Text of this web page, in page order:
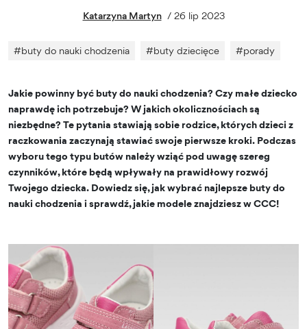
Katarzyna Martyn / 26 lip 2023
#buty do nauki chodzenia #buty dziecięce #porady
Jakie powinny być buty do nauki chodzenia? Czy małe dziecko
naprawdę ich potrzebuje? W jakich okolicznościach są
niezbędne? Te pytania stawiają sobie rodzice, których dzieci z
raczkowania zaczynają stawiać swoje pierwsze kroki. Podczas
wyboru tego typu butów należy wziąć pod uwagę szereg
czynników, które będą wpływały na prawidłowy rozwój
Twojego dziecka. Dowiedz się, jak wybrać najlepsze buty do
nauki chodzenia i sprawdź, jakie modele znajdziesz w CCC!